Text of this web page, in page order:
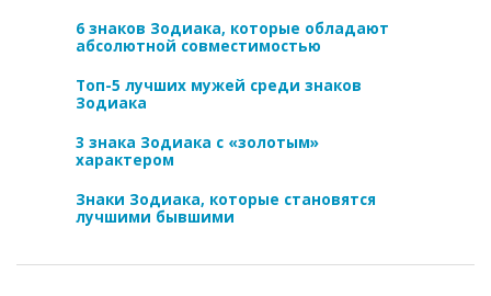
6 знаков Зодиака, которые обладают
абсолютной совместимостью
Топ-5 лучших мужей среди знаков
Зодиака
3 знака Зодиака с «золотым»
характером
Знаки Зодиака, которые становятся
лучшими бывшими